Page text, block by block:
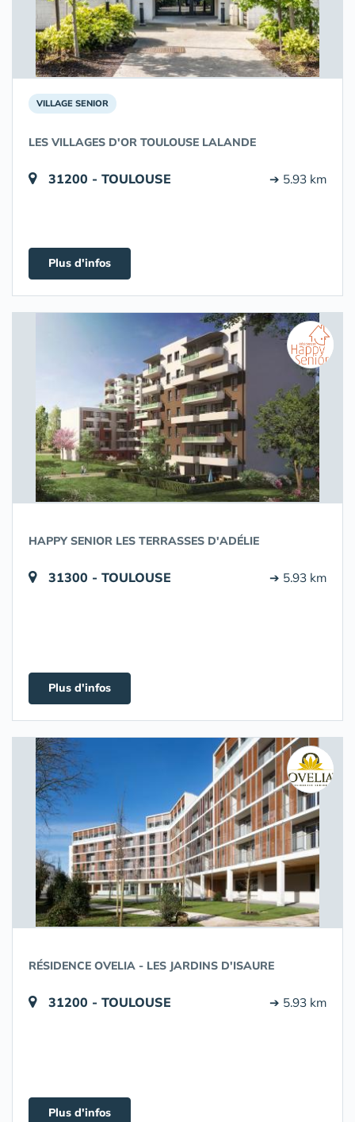
VILLAGE SENIOR
LES VILLAGES D'OR TOULOUSE LALANDE
31200 - TOULOUSE ➔ 5.93 km
Plus d'infos
HAPPY SENIOR LES TERRASSES D'ADÉLIE
31300 - TOULOUSE ➔ 5.93 km
Plus d'infos
RÉSIDENCE OVELIA - LES JARDINS D'ISAURE
31200 - TOULOUSE ➔ 5.93 km
Plus d'infos